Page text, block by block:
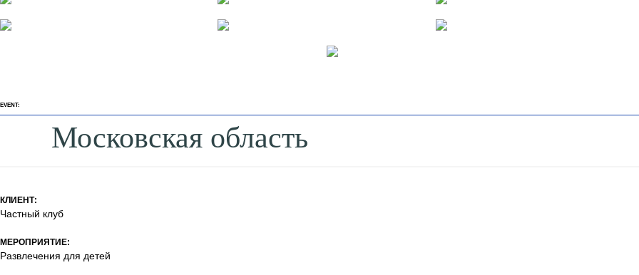
EVENT:
Московская область
КЛИЕНТ:
Частный клуб
МЕРОПРИЯТИЕ:
Развлечения для детей